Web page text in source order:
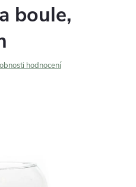
boule,
hodnocení